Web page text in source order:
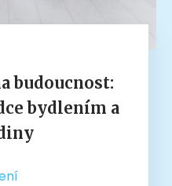
budoucnost:
bydlením a